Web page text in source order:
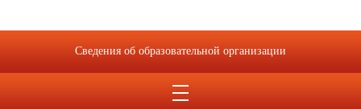
ПРАВИЛА ПОВЕДЕНИЯ НА ВОДЕ
Сведения об образовательной организации